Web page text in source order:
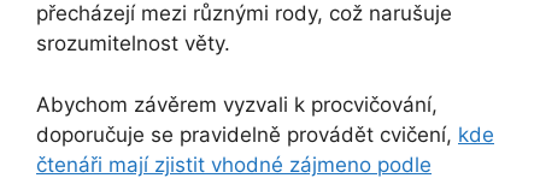
přecházejí mezi různými rody, což narušuje
srozumitelnost věty.
Abychom závěrem vyzvali k procvičování,
doporučuje se pravidelně provádět cvičení, kde
čtenáři mají zjistit vhodné zájmeno podle